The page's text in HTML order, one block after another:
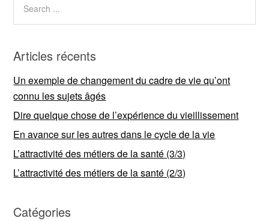
Articles récents
Un exemple de changement du cadre de vie qu’ont
connu les sujets âgés
Dire quelque chose de l’expérience du vieillissement
En avance sur les autres dans le cycle de la vie
L’attractivité des métiers de la santé (3/3)
L’attractivité des métiers de la santé (2/3)
Catégories